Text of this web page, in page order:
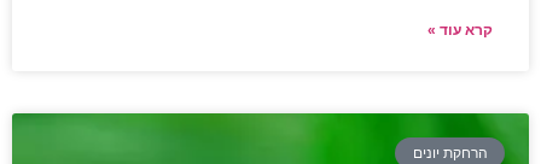
קרא עוד »
הרחקת יונים